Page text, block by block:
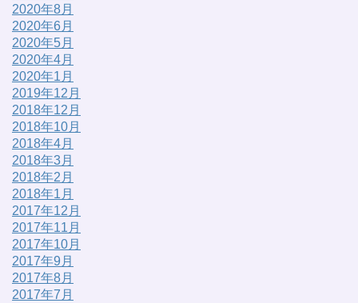
2020年8月
2020年6月
2020年5月
2020年4月
2020年1月
2019年12月
2018年12月
2018年10月
2018年4月
2018年3月
2018年2月
2018年1月
2017年12月
2017年11月
2017年10月
2017年9月
2017年8月
2017年7月